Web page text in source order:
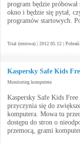
program będzie
okno i będzie się pytał,
programów startowych.
Trial (testowa) | 2012.05.12 |
Kaspersky Safe Kids
Monitoring komputera
Kaspersky Safe Kids
przyczynia się do
komputera. Mowa tu
dostępu do stron o
przemocą, grami